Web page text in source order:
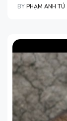
BY PHẠM ANH TÚ